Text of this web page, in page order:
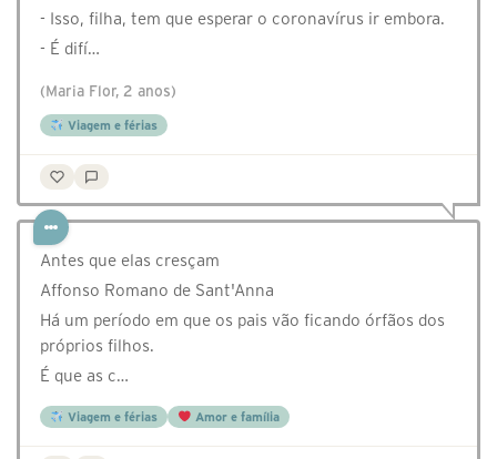
- Isso, filha, tem que esperar o coronavírus ir embora.
- É difí…
(Maria Flor, 2 anos)
Viagem e férias
Antes que elas cresçam
Affonso Romano de Sant'Anna
Há um período em que os pais vão ficando órfãos dos
próprios filhos.
É que as c…
Viagem e férias Amor e família